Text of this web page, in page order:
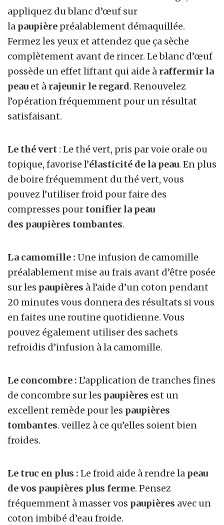
appliquez du blanc d’œuf sur
la paupière préalablement démaquillée.
Fermez les yeux et attendez que ça sèche
complètement avant de rincer. Le blanc d’œuf
possède un effet liftant qui aide à raffermir la
peau et à rajeunir le regard. Renouvelez
l’opération fréquemment pour un résultat
satisfaisant.
Le thé vert : Le thé vert, pris par voie orale ou
topique, favorise l’élasticité de la peau. En plus
de boire fréquemment du thé vert, vous
pouvez l’utiliser froid pour faire des
compresses pour tonifier la peau
des paupières tombantes.
La camomille : Une infusion de camomille
préalablement mise au frais avant d’être posée
sur les paupières à l’aide d’un coton pendant
20 minutes vous donnera des résultats si vous
en faites une routine quotidienne. Vous
pouvez également utiliser des sachets
refroidis d’infusion à la camomille.
Le concombre : L’application de tranches fines
de concombre sur les paupières est un
excellent remède pour les paupières
tombantes. veillez à ce qu’elles soient bien
froides.
Le truc en plus : Le froid aide à rendre la peau
de vos paupières plus ferme. Pensez
fréquemment à masser vos paupières avec un
coton imbibé d’eau froide.